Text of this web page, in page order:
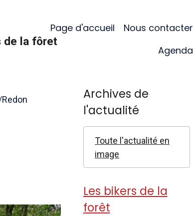
de la fôret
Page d'accueil
Nous contacter
Agenda
Archives de
l'actualité
Toute l'actualité en
image
Les bikers de la
forêt